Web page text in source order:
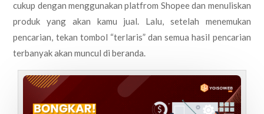
cukup dengan menggunakan platfrom Shopee dan menuliskan
produk yang akan kamu jual. Lalu, setelah menemukan
pencarian, tekan tombol “terlaris” dan semua hasil pencarian
terbanyak akan muncul di beranda.